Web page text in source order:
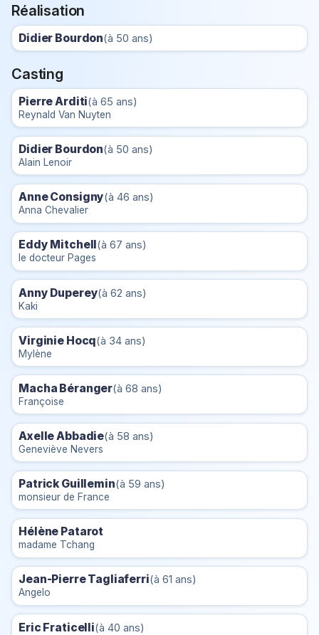
Réalisation
Didier Bourdon(à 50 ans)
Casting
Pierre Arditi(à 65 ans)
Reynald Van Nuyten
Didier Bourdon(à 50 ans)
Alain Lenoir
Anne Consigny(à 46 ans)
Anna Chevalier
Eddy Mitchell (à 67 ans)
le docteur Pages
Anny Duperey(à 62 ans)
Kaki
Virginie Hocq(à 34 ans)
Mylène
Macha Béranger(à 68 ans)
Françoise
Axelle Abbadie(à 58 ans)
Geneviève Nevers
Patrick Guillemin(à 59 ans)
monsieur de France
Hélène Patarot
madame Tchang
Jean-Pierre Tagliaferri(à 61 ans)
Angelo
Eric Fraticelli(à 40 ans)